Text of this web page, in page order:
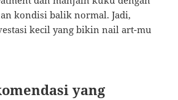
kondisi balik normal. Jadi,
kecil yang bikin nail art-mu
yang